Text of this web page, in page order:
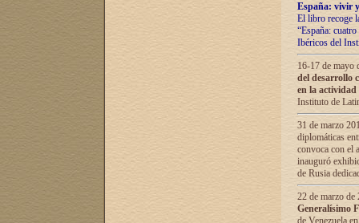
España: vivir
El libro recoge
“España:
Ibéricos del
16-17 de mayo
del desarrollo
en la
Instituto de
31 de marzo
diplomáticas
convoca con el
inauguró
de Rusia
22 de marzo
Generalísimo
de Venezuela